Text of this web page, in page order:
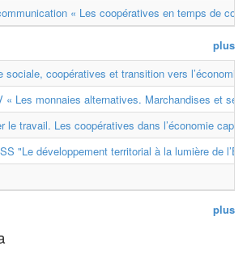
« Les coopératives en temps de
plus
sociale, coopératives et transition vers
« Les monnaies alternatives. Marchandises et
le travail. Les coopératives dans l’économie
"Le développement territorial à la lumière de
plus